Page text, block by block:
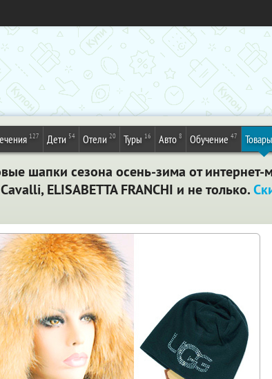
127 Дети 54 Отели 20 Туры 16 Авто 8 Обучение 47 Товары
шапки сезона осень-зима от интернет-
ELISABETTA FRANCHI и не только.